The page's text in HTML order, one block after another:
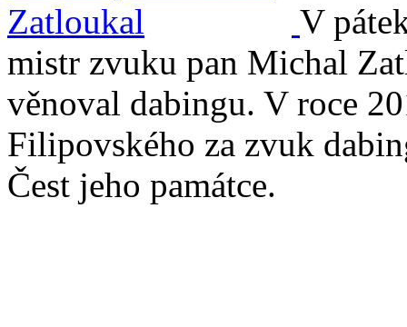
V
mistr zvuku pan Michal
věnoval dabingu. V roce
Filipovského za zvuk
Čest jeho památce.